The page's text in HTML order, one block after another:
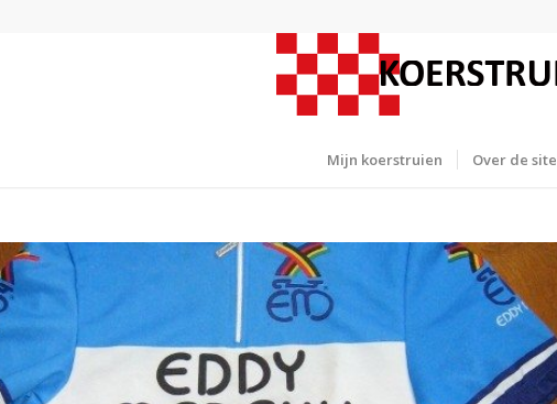
Mijn koerstruien Over de site